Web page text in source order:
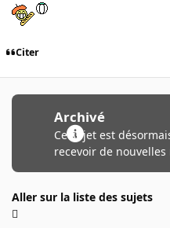
Citer
Archivé
Ce sujet est
recevoir de nouvelles
Aller sur la liste des sujets